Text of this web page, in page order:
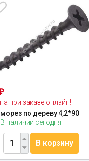
при заказе онлайн!
по дереву 4,2*90
В наличии сегодня
В корзину